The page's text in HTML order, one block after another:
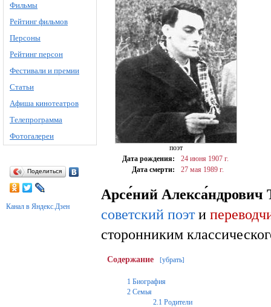
Фильмы
Рейтинг фильмов
Персоны
Рейтинг персон
Фестивали и премии
Статьи
Афиша кинотеатров
Телепрограмма
Фотогалереи
Поделиться
Канал в Яндекс.Дзен
поэт
Дата рождения:
24 июня 1907 г.
Дата смерти:
27 мая 1989 г.
Арсе́ний Алекса́ндрович
советский поэти
сторонниким
Содержание [убрать]
1 Биография
2 Семья
2.1 Родители